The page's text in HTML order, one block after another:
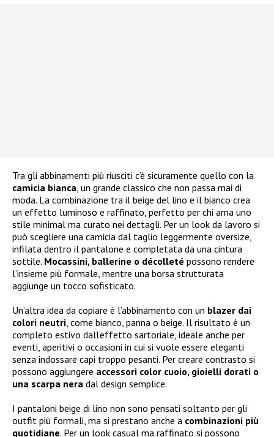
Tra gli abbinamenti più riusciti c’è sicuramente quello con la
camicia bianca , un grande classico che non passa mai di
moda. La combinazione tra il beige del lino e il bianco crea
un effetto luminoso e raffinato, perfetto per chi ama uno
stile minimal ma curato nei dettagli. Per un look da lavoro si
può scegliere una camicia dal taglio leggermente oversize,
infilata dentro il pantalone e completata da una cintura
sottile. Mocassini, ballerine o décolleté possono rendere
l’insieme più formale, mentre una borsa strutturata
aggiunge un tocco sofisticato.
Un’altra idea da copiare è l’abbinamento con un blazer dai
colori neutri , come bianco, panna o beige. Il risultato è un
completo estivo dall’effetto sartoriale, ideale anche per
eventi, aperitivi o occasioni in cui si vuole essere eleganti
senza indossare capi troppo pesanti. Per creare contrasto si
possono aggiungere accessori color cuoio, gioielli dorati o
una scarpa nera dal design semplice.
I pantaloni beige di lino non sono pensati soltanto per gli
outfit più formali, ma si prestano anche a combinazioni più
quotidiane. Per un look casual ma raffinato si possono